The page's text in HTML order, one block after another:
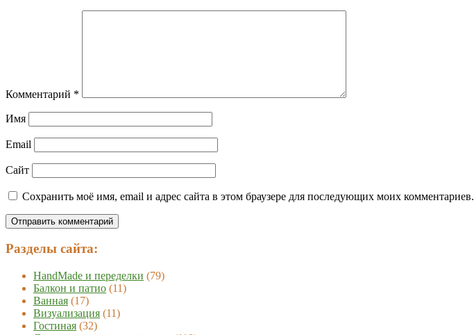
Комментарий *
Имя
Email
Сайт
Сохранить моё имя, email и адрес сайта в этом браузере для последующих моих комментариев.
Разделы сайта:
HandMade и переделки (79)
Балкон и патио (11)
Ванная (17)
Визуализация (11)
Гостиная (32)